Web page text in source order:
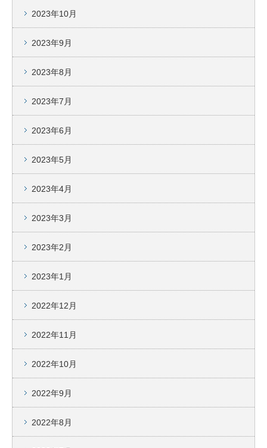
2023年10月
2023年9月
2023年8月
2023年7月
2023年6月
2023年5月
2023年4月
2023年3月
2023年2月
2023年1月
2022年12月
2022年11月
2022年10月
2022年9月
2022年8月